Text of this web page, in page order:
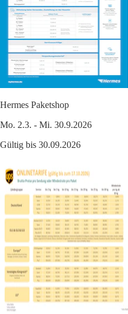
Hermes Paketshop
Mo. 2.3. - Mi. 30.9.2026
Gültig bis 30.09.2026